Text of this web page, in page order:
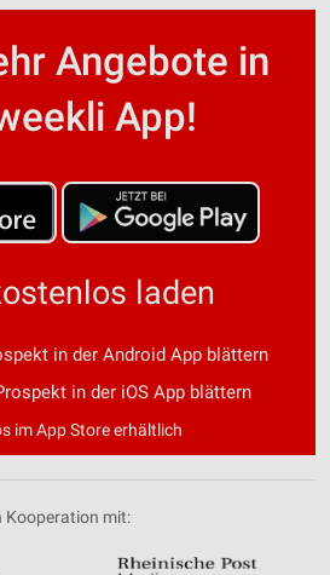
Angebote in
App!
laden
in der Android App blättern
in der iOS App blättern
im App Store erhältlich
Kooperation mit: